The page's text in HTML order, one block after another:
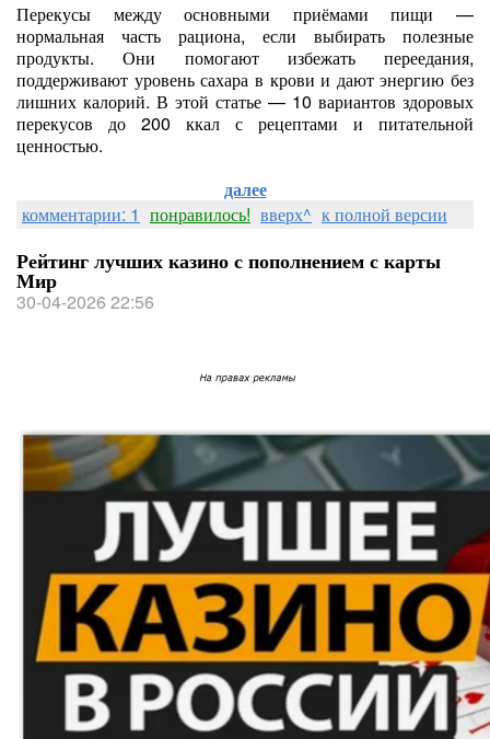
Перекусы между основными приёмами пищи —
нормальная часть рациона, если выбирать полезные
продукты. Они помогают избежать переедания,
поддерживают уровень сахара в крови и дают энергию без
лишних калорий. В этой статье — 10 вариантов здоровых
перекусов до 200 ккал с рецептами и питательной
ценностью.
далее
комментарии: 1 понравилось! вверх^ к полной версии
Рейтинг лучших казино с пополнением с карты
Мир
30-04-2026 22:56